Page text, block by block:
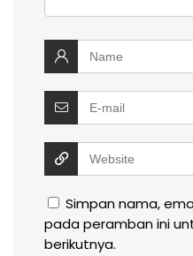
Simpan nama,
pada peramban ini
berikutnya.